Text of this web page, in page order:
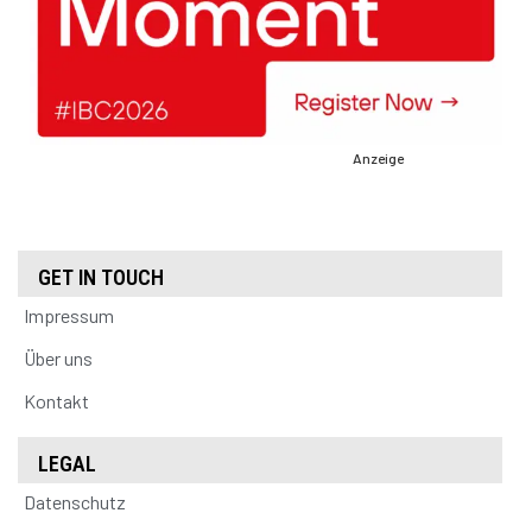
Anzeige
GET IN TOUCH
Impressum
Über uns
Kontakt
LEGAL
Datenschutz